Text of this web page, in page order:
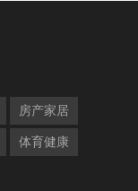
房产家居
体育健康